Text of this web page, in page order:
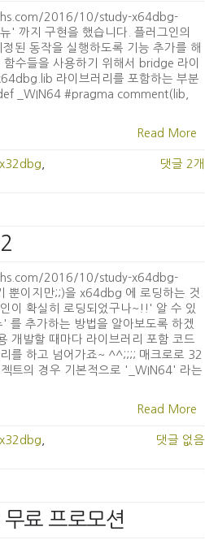
2016/10/study-x64dbg-
' 까지 구현을 했습니다. 플러그인의
된 동작을 실행하도록 기능 추가를 해
수들을 사용하기 위해서 bridge 라이
라이브러리를 포함하는 부분
_WIN64 #pragma comment(lib,
Read More
x32dbg 댓글 2개
2016/10/study-x64dbg-
뿐이지만;;)을 x64dbg 에 로딩하는 것
이 확실히 로딩되었구나~!!' 알 수 있
를 추가하는 방법을 알아보도록 하겠
개발할 때마다 라이브러리 포함 코드
를 하고 넘어가죠~ ^^;;;; 매크로로 32
트의 경우 기본적으로 '_WIN64' 라는
Read More
x32dbg 댓글 없음
료 프로모션